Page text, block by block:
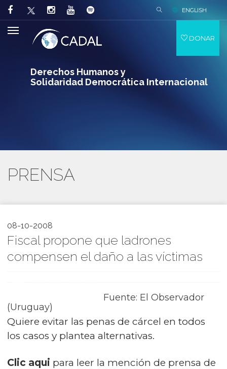
Derechos Humanos y
Solidaridad Democrática Internacional
ENGLISH
DONAR
PRENSA
08-10-2008
Fiscal propone que ladrones
compensen el daño a las víctimas
Fuente: El Observador
(Uruguay)
Quiere evitar las penas de cárcel en todos
los casos y plantea alternativas.
Clic aqui para leer la mención de prensa de